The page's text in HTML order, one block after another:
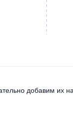
добавим их